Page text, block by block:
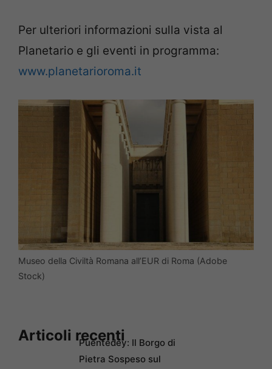
Per ulteriori informazioni sulla vista al
Planetario e gli eventi in programma:
www.planetarioroma.it
Museo della Civiltà Romana all’EUR di Roma (Adobe
Stock)
Articoli recentiPuentedey: Il Borgo di
Pietra Sospeso sul